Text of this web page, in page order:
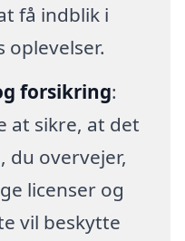
få indblik i
forsikring:
at sikre, at det
du overvejer,
licenser og
vil beskytte